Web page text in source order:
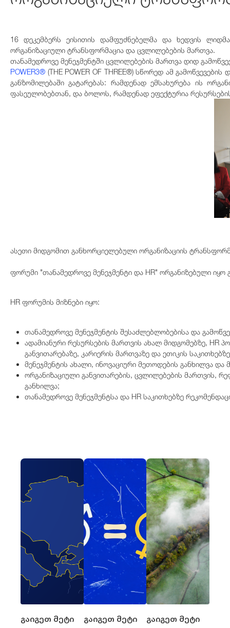
16 დეკემბერს ეისითის დამფუძნებელმა და ხედვის
ორგანიზაციული ტრანსფორმაცია და ცვლილებების მართვა.
თანამედროვე მენეჯმენტში ცვლილებების მართვა დიდ
POWER3® (THE POWER OF THREE®) სწორედ ამ
განზომილებაში გატარებას: რამდენად ემსახურება ის
ფასეულობებთან, და ბოლოს, რამდენად ეფექტურია
ასეთი მიდგომით განხორციელებული ორგანიზაციის
ფორუმი "თანამედროვე მენეჯმენტი და HR" ორგანიზებული იყო
HR ფორუმის მიზნები იყო:
თანამედროვე მენეჯმენტის შესაძლებლობებისა და
ადამიანური რესურსების მართვის ახალ მიდგომებზე, HR
განვითარებაზე, კარიერის მართვაზე და ეთიკის
მენეჯმენტის ახალი, ინოვაციური მეთოდების განხილვა და
ორგანიზაციული განვითარების, ცვლილებების მართვის,
განხილვა;
თანამედროვე მენეჯმენტსა და HR საკითხებზე
გაიგეთ მეტი გაიგეთ მეტი გაიგეთ მეტი